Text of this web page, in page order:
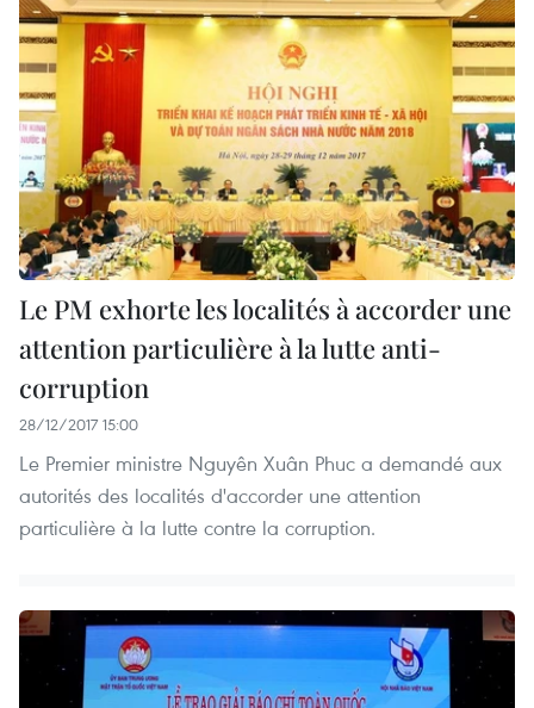
Le PM exhorte les localités à accorder une
attention particulière à la lutte anti-
corruption
28/12/2017 15:00
Le Premier ministre Nguyên Xuân Phuc a demandé aux
autorités des localités d'accorder une attention
particulière à la lutte contre la corruption.